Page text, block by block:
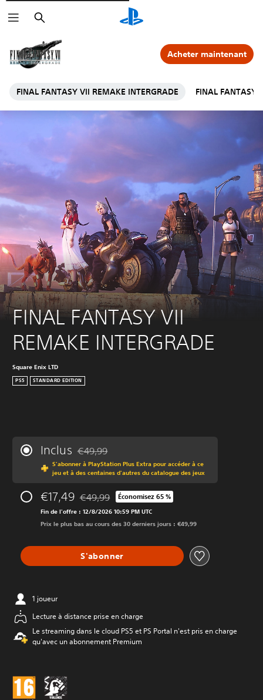
Rechercher
FINAL FANTASY VII REMAKE INTERGRADE FINAL FANTASY
Acheter maintenant
FINAL FANTASY VII
REMAKE INTERGRADE
Square Enix LTD
PS5 STANDARD EDITION
Inclus Remise par rapport au prix d'origine de €49,99
€49,99
S'abonner à PlayStation Plus Extra pour accéder à ce
jeu et à des centaines d'autres du catalogue des jeux
€17,49 Remise par rapport au prix d'origine de €49,99
€49,99 Économisez 65 %
Fin de l'offre : 12/8/2026 10:59 PM UTC
Prix le plus bas au cours des 30 derniers jours : €49,99
S'abonner
1 joueur
Lecture à distance prise en charge
Le streaming dans le cloud PS5 et PS Portal n'est pris en charge
qu'avec un abonnement Premium